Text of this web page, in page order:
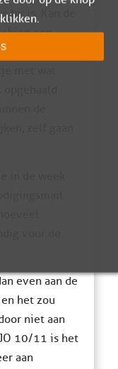
bij is. Kan de
een
na de rust
even aan de
het zou
niet aan
10/11 is het
aan